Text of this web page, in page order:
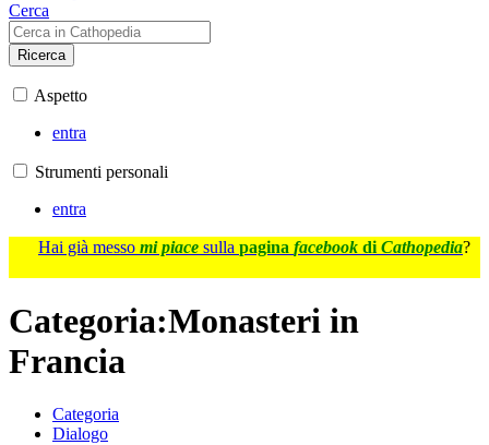
Cerca
Ricerca
Aspetto
entra
Strumenti personali
entra
Hai già messo mi piace sulla pagina facebook di Cathopedia?
Categoria:Monasteri in
Francia
Categoria
Dialogo